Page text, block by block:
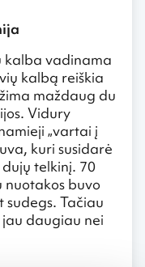
kalba vadinama
kalbą reiškia
maždaug du
Vidury
„vartai į
kuri susidarė
telkinį. 70
nuotakos buvo
Tačiau
daugiau nei